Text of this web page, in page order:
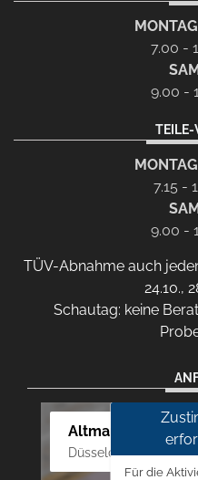
7.00 -
9.00 -
TEILE-
7.15 -
9.00 -
TÜV-Abnahme auch
24.10.,
Schautag: keine
Altmann Autoland
Düsseldorfer Str. 69 -
Für die